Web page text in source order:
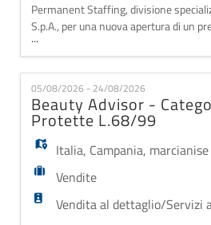
Permanent Staffing, divisione
S.p.A., per una nuova apertura di un
internazionale specializzato in prodotti
benessere, la cura del corpo e della
Addetto/a alle Vendite appartenente
protette (L.68/99) da inserire nel
Centro Commerciale Maximo - Roma.
...
05/08/2026 - 24/08/2026
Beauty Advisor -
Protette L.68/99
Italia, Campania, marcianise
Vendite
Vendita al dettaglio/Servizi